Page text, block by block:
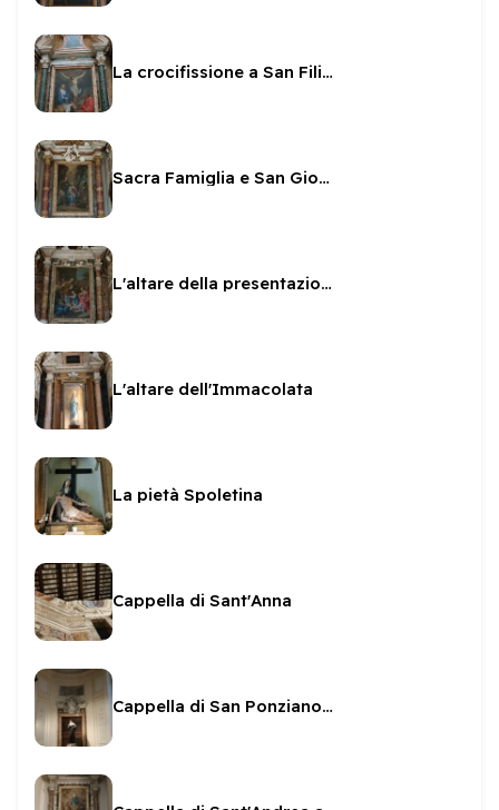
La crocifissione a San Filippo
Sacra Famiglia e San Gioacchino
L'altare della presentazione al Tempio
L'altare dell'Immacolata
La pietà Spoletina
Cappella di Sant'Anna
Cappella di San Ponziano con Santa Rita